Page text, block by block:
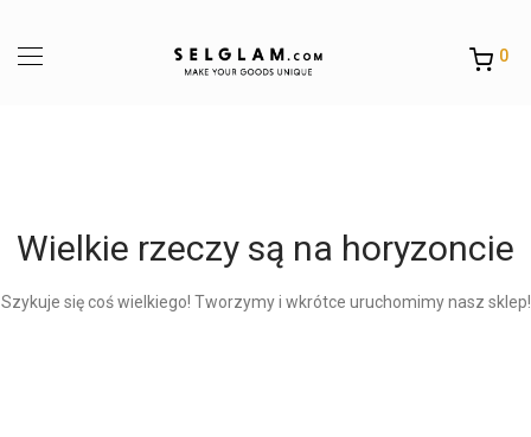
0
Wielkie rzeczy są na horyzoncie
Szykuje się coś wielkiego! Tworzymy i wkrótce uruchomimy nasz sklep!